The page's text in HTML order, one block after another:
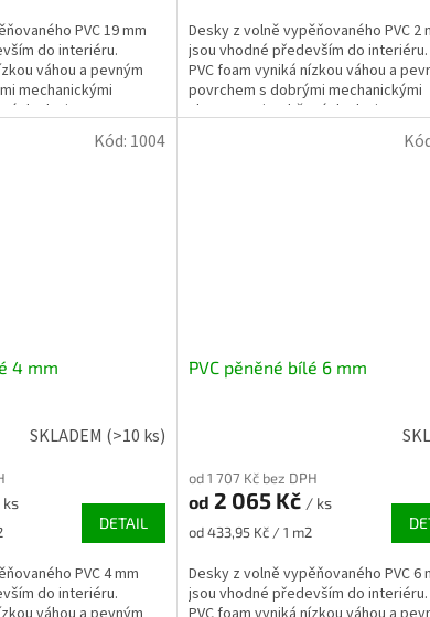
PVC 19 mm
do interiéru.
váhou a pevným
mechanickými
deska je...
Desky z volně vypěňovaného PVC 2
jsou vhodné především do interiéru.
PVC foam vyniká nízkou váhou a
povrchem s dobrými mechanickými
vlastnostmi. Lehčená deska je...
4 mm
SKLADEM (>10 ks)
DETAIL
PVC 4 mm
do interiéru.
Kód: 1004
PVC pěněné bílé 6 mm
od 1 707 Kč bez DPH
od 2 065 Kč / ks
Měrná
od 433,95 Kč / 1 m2
Desky z volně vypěňovaného PVC 6
jsou vhodné především do interiéru.